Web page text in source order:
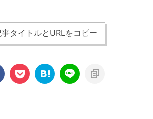
タイトルとURLをコピー